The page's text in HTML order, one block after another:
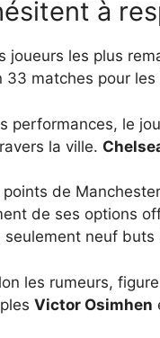
à
joueurs les plus
33 matches pour les
performances, le
la ville.
de
de ses options
neuf
les rumeurs,
Victor Osimhen